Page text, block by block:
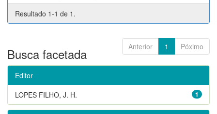
Resultado 1-1 de 1.
Anterior 1 Póximo
Busca facetada
Editor
1
LOPES FILHO, J. H.